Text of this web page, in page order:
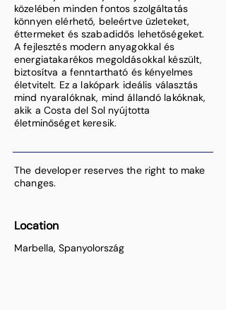
közelében minden fontos szolgáltatás
könnyen elérhető, beleértve üzleteket,
éttermeket és szabadidős lehetőségeket.
A fejlesztés modern anyagokkal és
energiatakarékos megoldásokkal készült,
biztosítva a fenntartható és kényelmes
életvitelt. Ez a lakópark ideális választás
mind nyaralóknak, mind állandó lakóknak,
akik a Costa del Sol nyújtotta
életminőséget keresik.
The developer reserves the right to make
changes.
Location
Marbella, Spanyolország